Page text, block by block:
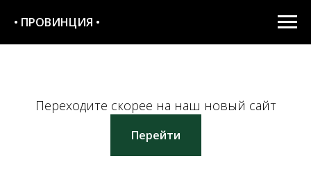
• ПРОВИНЦИЯ •
Переходите скорее на наш новый сайт
Перейти